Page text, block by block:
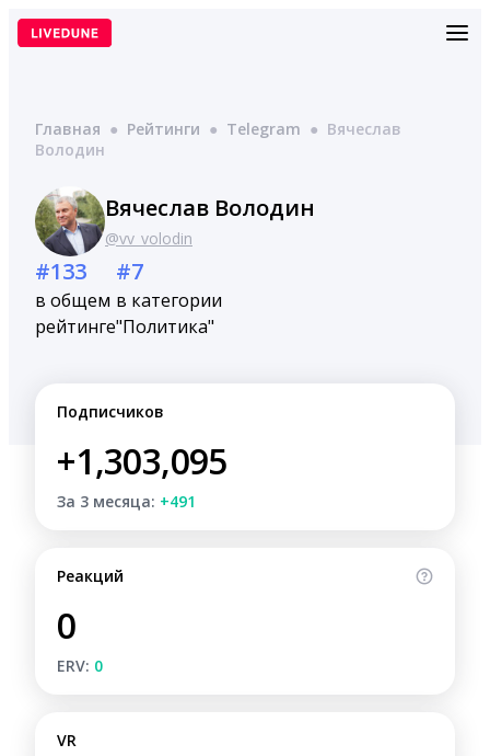
Перейти
Главная ● Рейтинги ● Telegram ● Вячеслав
Володин
Вячеслав Володин
@vv_volodin
#133
в общем
рейтинге
#7
в категории
"Политика"
Подписчиков
+1,303,095
За 3 месяца: +491
Реакций
0
ERV: 0
VR